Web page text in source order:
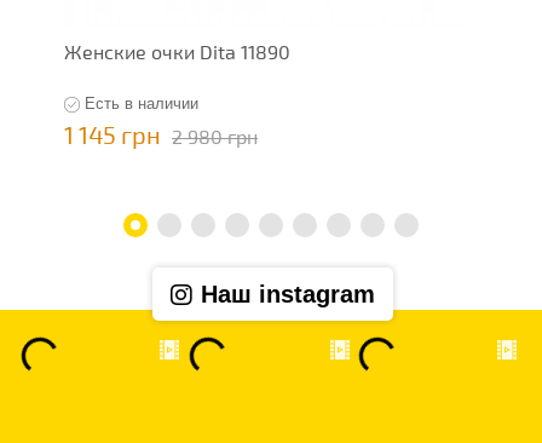
Женские очки Dita 11890
Есть в наличии
1 145 грн 2 980 грн
Наш instagram